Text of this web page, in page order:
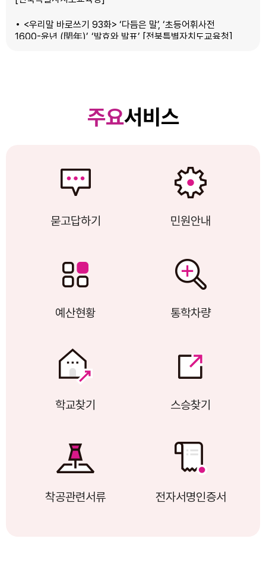
<우리말 바로쓰기 93화> ‘다듬은 말’‚ ‘초등어휘사전
1600-윤년 (閏年)’‚ ‘발효와 발표’ [전북특별자치도교육청]
<우리말 바로쓰기 92화> ‘다듬은 말’‚ ‘초등어휘사전
1600-반도 (半島)’‚ ‘깊숙이와 깊숙히’ [전북특별자치도교육
주요서비스
묻고답하기 민원안내
예산현황 통학차량
학교찾기 스승찾기
착공관련서류 전자서명인증서